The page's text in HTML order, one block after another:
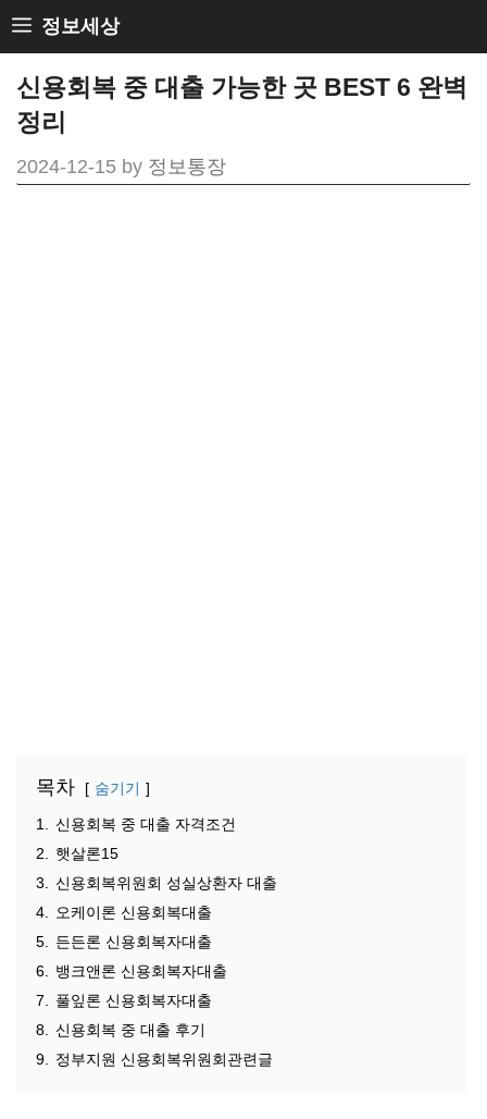
Skip
to
content
정보세상
신용회복 중 대출 가능한 곳 BEST 6 완벽
정리
2024-12-15 by 정보통장
목차 숨기기
1.
신용회복 중 대출 자격조건
2.
햇살론15
3.
신용회복위원회 성실상환자 대출
4.
오케이론 신용회복대출
5.
든든론 신용회복자대출
6.
뱅크앤론 신용회복자대출
7.
풀잎론 신용회복자대출
8.
신용회복 중 대출 후기
9.
정부지원 신용회복위원회관련글